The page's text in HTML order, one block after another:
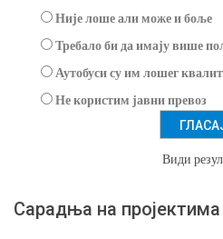
Није лоше али може и боље
Требало би да имају више
Аутобуси су им лошег
Не користим јавни превоз
Види
Сарадња на пројектима